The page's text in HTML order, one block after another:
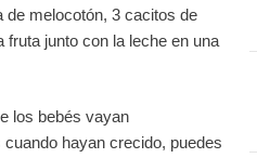
de melocotón, 3 cacitos de
fruta junto con la leche en una
los bebés vayan
hayan crecido, puedes